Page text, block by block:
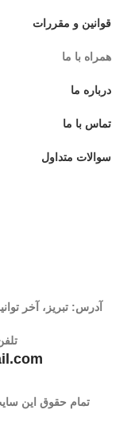
قوانین و مقررات
همراه با ما
درباره ما
تماس با ما
سوالات متداول
آدرس: تبریز، آخر
تمام حقوق این